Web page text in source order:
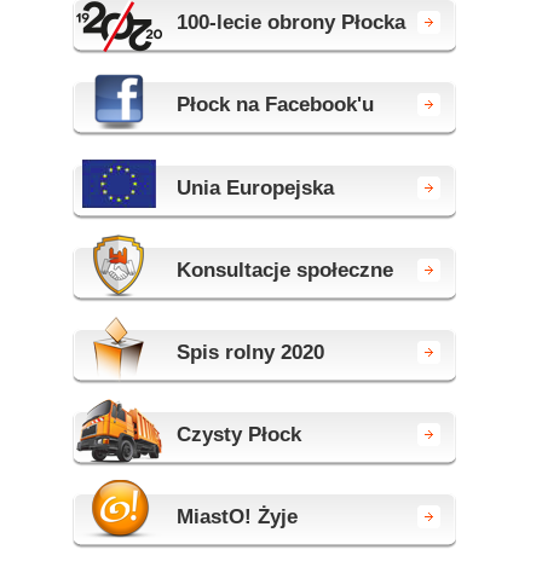
100-lecie obrony Płocka
Płock na Facebook'u
Unia Europejska
Konsultacje społeczne
Spis rolny 2020
Czysty Płock
MiastO! Żyje